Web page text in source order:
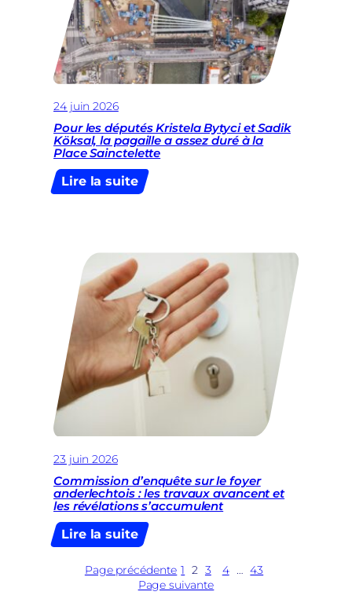
de
la
suppression
de
la
c’est
la
la
plus
le
lien
entre
Bruxelles
et
la
Wallonie »
24 juin 2026
Pour les députés Kristela Bytyci et Sadik
Köksal, la pagaille a assez duré à la
Place Sainctelette
Lire la suite:
Pour
Kristela
Bytyci
et
Sadik
Köksal,
la
pagaille
a
assez
la
Sainctelette
23 juin 2026
Commission d’enquête sur le foyer
anderlechtois : les travaux avancent et
les révélations s’accumulent
Lire la suite:
Commission
d’enquête
sur
Page précédente 1 2 3 4 … 43
Page suivante